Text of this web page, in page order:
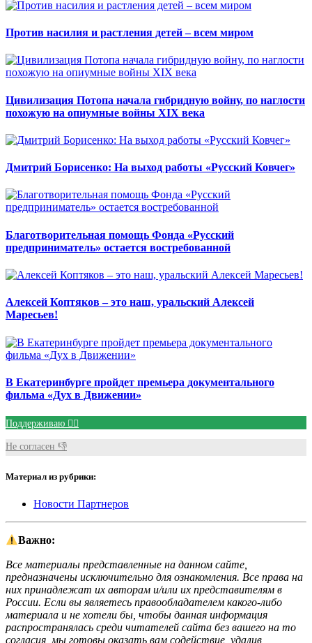
Против насилия и растления детей – всем миром
Цивилизация Потопа начала гибридную войну, по наглости
похожую на опиумные войны ХIX века
Дмитрий Борисенко: На выход работы «Русский Ковчег»
Благотворительная помощь Фонда «Русский
предприниматель» остается востребованной
Алексей Коптяков – это наш, уральский Алексей
Маресьев!
В Екатеринбурге пройдет премьера документального
фильма «Дух в Движении»
Поддерживаю 👍🏻
Не согласен 👎
Материал из рубрики:
Новости Партнеров
Важно:
Все материалы представленные на данном сайте,
предназначены исключительно для ознакомления. Все права на
них принадлежат их авторам и/или их представителям в
России. Если вы являетесь правообладателем какого-либо
материала и не хотели бы, чтобы данная информация
распространялась среди читателей сайта без вашего на то
согласия, мы готовы оказать вам содействие, удалив